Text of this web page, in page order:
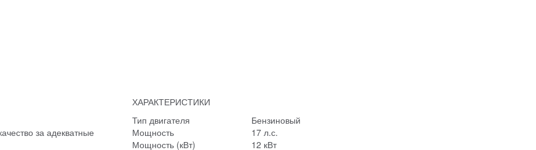
за адекватные
ХАРАКТЕРИСТИКИ
Тип двигателя
Бензиновый
Мощность
17 л.с.
Мощность (кВт)
12 кВт